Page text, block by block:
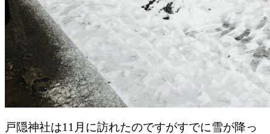
戸隠神社は11月に訪れたのですがすでに雪が降っ